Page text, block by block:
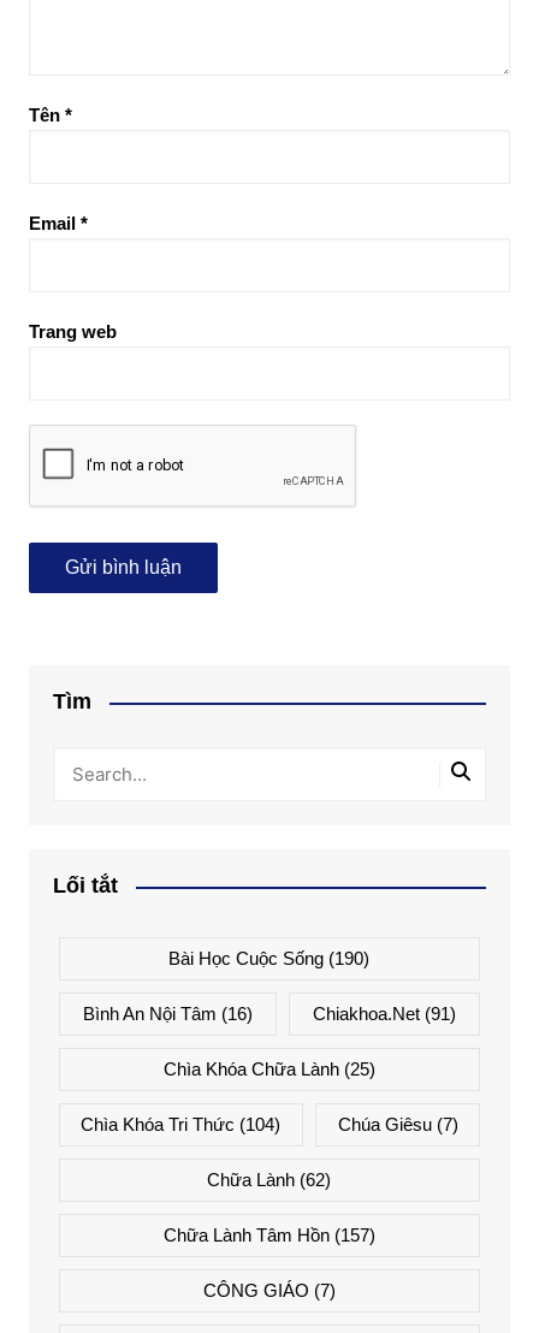
Tên *
Email *
Trang web
Tìm
Lối tắt
Bài Học Cuộc Sống (190)
Bình An Nội Tâm (16) Chiakhoa.net (91)
Chìa Khóa Chữa Lành(25)
Chìa Khóa Tri Thức (104) Chúa Giêsu(7)
Chữa Lành (62)
Chữa Lành Tâm Hồn(157)
CÔNG GIÁO (7)